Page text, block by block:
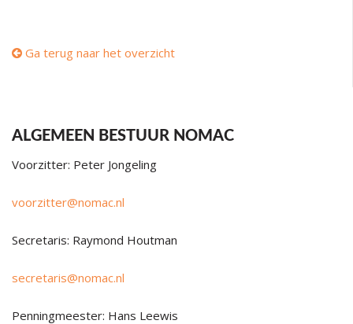
Ga terug naar het overzicht
ALGEMEEN BESTUUR NOMAC
Voorzitter: Peter Jongeling
voorzitter@nomac.nl
Secretaris: Raymond Houtman
secretaris@nomac.nl
Penningmeester: Hans Leewis